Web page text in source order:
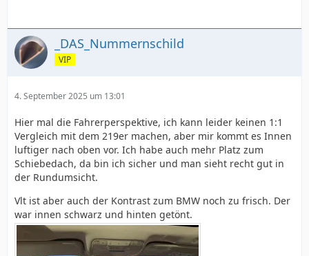
_DAS_Nummernschild
VIP
4. September 2025 um 13:01
Hier mal die Fahrerperspektive, ich kann leider keinen 1:1
Vergleich mit dem 219er machen, aber mir kommt es Innen
luftiger nach oben vor. Ich habe auch mehr Platz zum
Schiebedach, da bin ich sicher und man sieht recht gut in
der Rundumsicht.
Vlt ist aber auch der Kontrast zum BMW noch zu frisch. Der
war innen schwarz und hinten getönt.